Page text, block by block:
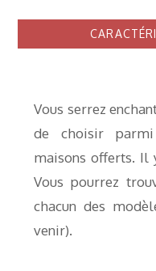
Vous serrez
de choisir
maisons offerts. Il
Vous pourrez
chacun des
venir).